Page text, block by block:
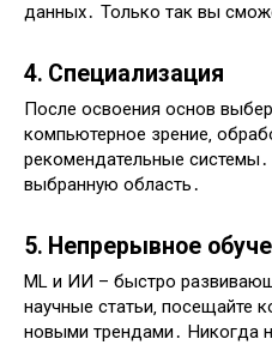
данных․ Только так вы
4․ Специализация
После освоения основ
компьютерное зрение‚
рекомендательные системы․
выбранную область․
5․ Непрерывное
ML и ИИ – быстро
научные статьи‚ посещайте
новыми трендами․ Никогда